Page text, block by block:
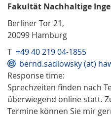
Fakultät Nachhaltige
Berliner Tor 21,
20099 Hamburg
T +49 40 219 04-1855
bernd.sadlowsky (at)
Response time:
Sprechzeiten finden nach
überwiegend online statt.
Termine können Sie mir